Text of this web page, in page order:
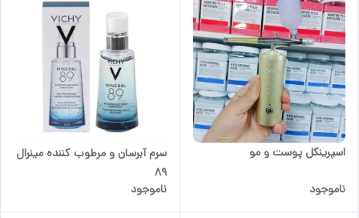
اسپرینکل پوست و مو
ناموجود
سرم آبرسان و مرطوب کننده مینرال
89
ناموجود